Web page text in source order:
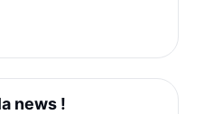
news !